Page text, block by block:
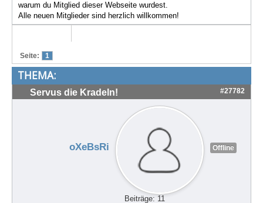
Cafe-Ecke
warum du Mitglied dieser Webseite wurdest.
Alle neuen Mitglieder sind herzlich willkommen!
Seite: 1
THEMA:
Servus die Kradeln! #27782
oXeBsRi Offline
Beiträge: 11